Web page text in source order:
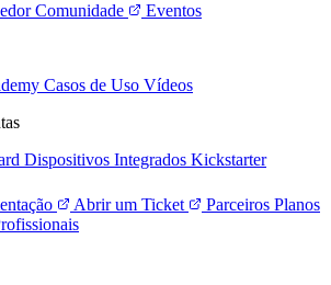
Comunidade
Eventos
Casos de Uso Vídeos
Dispositivos Integrados Kickstarter
Abrir um Ticket Parceiros Planos